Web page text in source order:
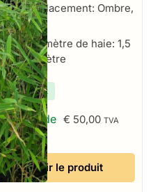
Emplacement: Ombre,
Soleil
Par mètre de haie: 1,5
à 2 par mètre
✔En stock
À partir de € 50,00 TVA
incluse
Voir le produit